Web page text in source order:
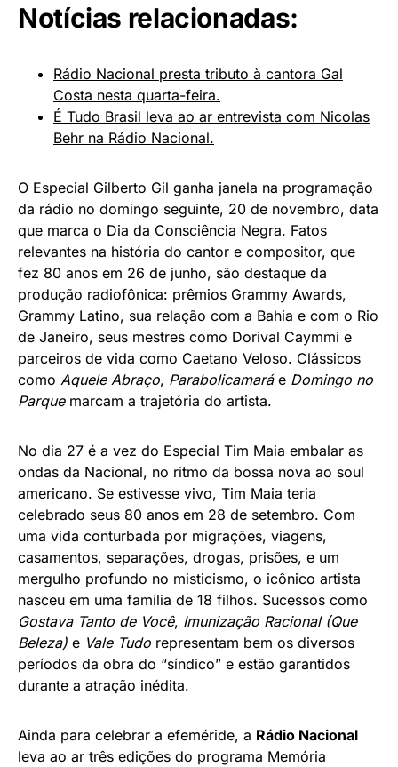
Notícias relacionadas:
Rádio Nacional presta tributo à cantora Gal
Costa nesta quarta-feira.
É Tudo Brasil leva ao ar entrevista com Nicolas
Behr na Rádio Nacional.
O Especial Gilberto Gil ganha janela na programação
da rádio no domingo seguinte, 20 de novembro, data
que marca o Dia da Consciência Negra. Fatos
relevantes na história do cantor e compositor, que
fez 80 anos em 26 de junho, são destaque da
produção radiofônica: prêmios Grammy Awards,
Grammy Latino, sua relação com a Bahia e com o Rio
de Janeiro, seus mestres como Dorival Caymmi e
parceiros de vida como Caetano Veloso. Clássicos
como Aquele Abraço, Parabolicamaráe Domingo no
Parquemarcam a trajetória do artista.
No dia 27 é a vez do Especial Tim Maia embalar as
ondas da Nacional, no ritmo da bossa nova ao soul
americano. Se estivesse vivo, Tim Maia teria
celebrado seus 80 anos em 28 de setembro. Com
uma vida conturbada por migrações, viagens,
casamentos, separações, drogas, prisões, e um
mergulho profundo no misticismo, o icônico artista
nasceu em uma família de 18 filhos. Sucessos como
Gostava Tanto de Você, Imunização Racional (Que
Beleza) e Vale Tudo representam bem os diversos
períodos da obra do “síndico” e estão garantidos
durante a atração inédita.
Ainda para celebrar a efeméride, a Rádio Nacional
leva ao ar três edições do programa Memória